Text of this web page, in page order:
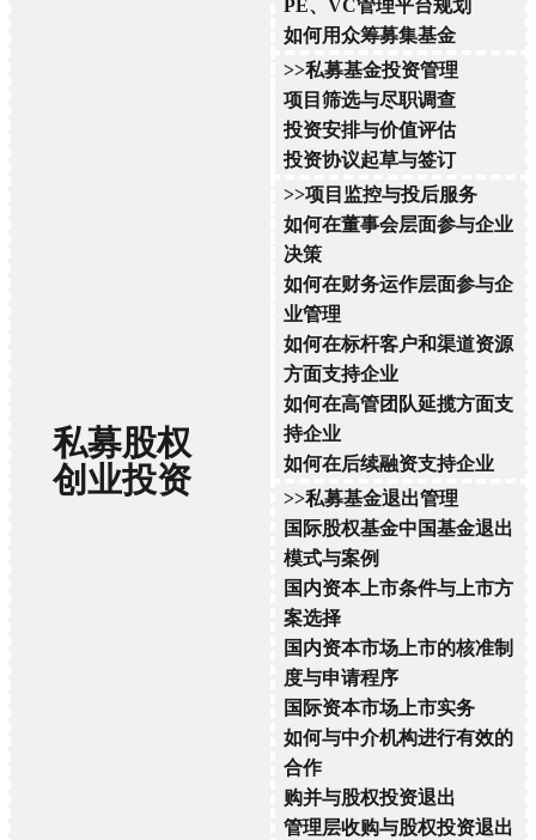
私募股权
创业投资
PE、VC管理平台规划
如何用众筹募集基金
>>私募基金投资管理
项目筛选与尽职调查
投资安排与价值评估
投资协议起草与签订
>>项目监控与投后服务
如何在董事会层面参与企业
决策
如何在财务运作层面参与企
业管理
如何在标杆客户和渠道资源
方面支持企业
如何在高管团队延揽方面支
持企业
如何在后续融资支持企业
>>私募基金退出管理
国际股权基金中国基金退出
模式与案例
国内资本上市条件与上市方
案选择
国内资本市场上市的核准制
度与申请程序
国际资本市场上市实务
如何与中介机构进行有效的
合作
购并与股权投资退出
管理层收购与股权投资退出